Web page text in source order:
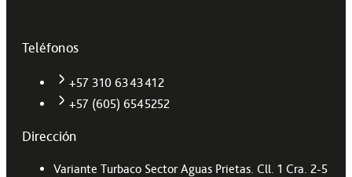
Teléfonos
+57 310 6343412
+57 (605) 6545252
Dirección
Variante Turbaco Sector Aguas Prietas. Cll. 1 Cra. 2-5